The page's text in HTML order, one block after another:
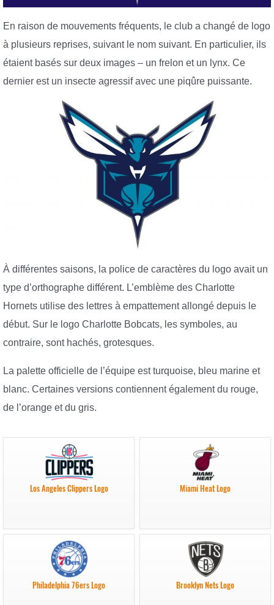
En raison de mouvements fréquents, le club a changé de logo
à plusieurs reprises, suivant le nom suivant. En particulier, ils
étaient basés sur deux images – un frelon et un lynx. Ce
dernier est un insecte agressif avec une piqûre puissante.
À différentes saisons, la police de caractères du logo avait un
type d’orthographe différent. L’emblème des Charlotte
Hornets utilise des lettres à empattement allongé depuis le
début. Sur le logo Charlotte Bobcats, les symboles, au
contraire, sont hachés, grotesques.
La palette officielle de l’équipe est turquoise, bleu marine et
blanc. Certaines versions contiennent également du rouge,
de l’orange et du gris.
Los Angeles Clippers Logo Miami Heat Logo
Philadelphia 76ers Logo Brooklyn Nets Logo